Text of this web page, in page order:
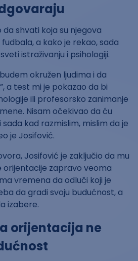
shvati koja su njegova
a kako je rekao, sada
istraživanju i psihologiji.
okružen ljudima i da
a test mi je pokazao da bi
ili profesorsko zanimanje
Nisam očekivao da ću
kad razmislim, mislim da je
je Josifović.
Josifović je zaključio da mu
zapravo veoma
vremena da odluči koji je
da gradi svoju budućnost, a
izabere.
orijentacija ne